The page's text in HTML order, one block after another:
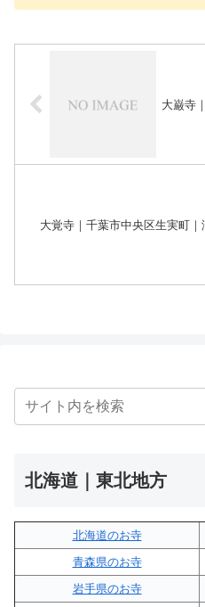
大巌寺
大覚寺｜千葉市中央区生実町｜
北海道｜東北地方
北海道のお寺
青森県のお寺
岩手県のお寺